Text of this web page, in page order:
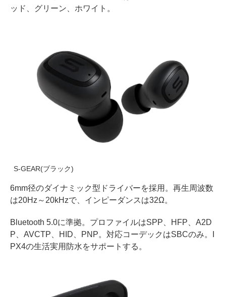
ッド、グリーン、ホワイト。
S-GEAR(ブラック)
6mm径のダイナミック型ドライバーを採用。再生周波数
は20Hz～20kHzで、インピーダンスは32Ω。
Bluetooth 5.0に準拠。プロファイルはSPP、HFP、A2D
P、AVCTP、HID、PNP。対応コーデックはSBCのみ。I
PX4の生活実用防水をサポートする。